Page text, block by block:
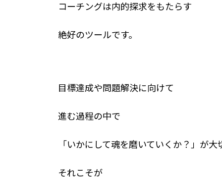
コーチングは内的探求をもたらす
絶好のツールです。
目標達成や問題解決に向けて
進む過程の中で
「いかにして魂を磨いていくか？」が大
それこそが